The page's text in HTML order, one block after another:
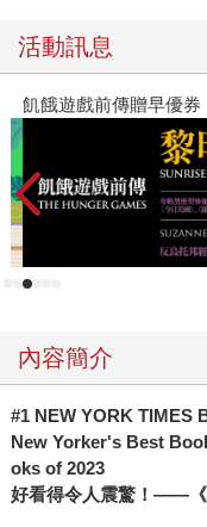
體的關注。據我們所
者解讀真相。 其中我
過《大賣空》、《老千
當時他剛寫完新書《預
現疫情警訊，可惜卻
準備下筆的新書，就
SBF被捕，麥可的寫
風暴》也沒讓讀者失
Faux。當時他目睹了
一個一個在疫情期間
告吸引，進而投入買進
Zeke看來，就是用來
沒有用處，不能用來買
是最可疑的，很多所謂
活動訊息
飢餓遊戲前傳贈早優券
內容簡介
#1 NEW YORK TIMES
New Yorker's Best
oks of 2023
好看得令人震驚！——《